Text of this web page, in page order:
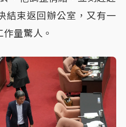
結束返回辦公室，又有一
量驚人。